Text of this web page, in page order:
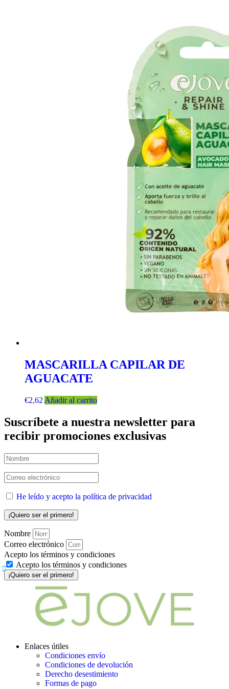
MASCARILLA CAPILAR DE
AGUACATE
€2,62 Añadir al carrito
Suscríbete a nuestra newsletter para
recibir promociones exclusivas
He leído y acepto la política de privacidad
Nombre
Correo electrónico
Acepto los términos y condiciones
Acepto los términos y condiciones
¡Quiero ser el primero!
Enlaces útiles
Condiciones envío
Condiciones de devolución
Derecho desestimiento
Formas de pago